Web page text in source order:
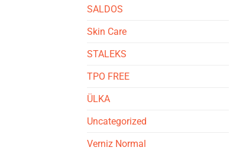
SALDOS
Skin Care
STALEKS
TPO FREE
ÜLKA
Uncategorized
Verniz Normal